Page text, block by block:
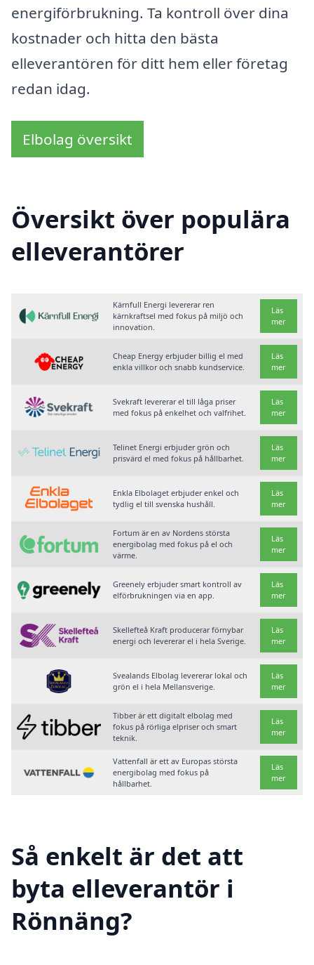
energiförbrukning. Ta kontroll över dina
kostnader och hitta den bästa
elleverantören för ditt hem eller företag
redan idag.
Elbolag översikt
Översikt över populära
elleverantörer
Kärnfull Energi levererar ren
kärnkraftsel med fokus på miljö och
innovation.
Läs
mer
Cheap Energy erbjuder billig el med
enkla villkor och snabb kundservice.
Läs
mer
Svekraft levererar el till låga priser
med fokus på enkelhet och valfrihet.
Läs
mer
Telinet Energi erbjuder grön och
prisvärd el med fokus på hållbarhet.
Läs
mer
Enkla Elbolaget erbjuder enkel och
tydlig el till svenska hushåll.
Läs
mer
Fortum är en av Nordens största
energibolag med fokus på el och
värme.
Läs
mer
Greenely erbjuder smart kontroll av
elförbrukningen via en app.
Läs
mer
Skellefteå Kraft producerar förnybar
energi och levererar el i hela Sverige.
Läs
mer
Svealands Elbolag levererar lokal och
grön el i hela Mellansverige.
Läs
mer
Tibber är ett digitalt elbolag med
fokus på rörliga elpriser och smart
teknik.
Läs
mer
Vattenfall är ett av Europas största
energibolag med fokus på
hållbarhet.
Läs
mer
Så enkelt är det att
byta elleverantör i
Rönnäng?